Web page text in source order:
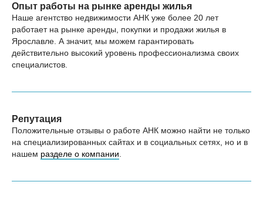
Опыт работы на рынке аренды жилья
Наше агентство недвижимости АНК уже более 20 лет
работает на рынке аренды, покупки и продажи жилья в
Ярославле. А значит, мы можем гарантировать
действительно высокий уровень профессионализма своих
специалистов.
Репутация
Положительные отзывы о работе АНК можно найти не только
на специализированных сайтах и в социальных сетях, но и в
нашем разделе о компании